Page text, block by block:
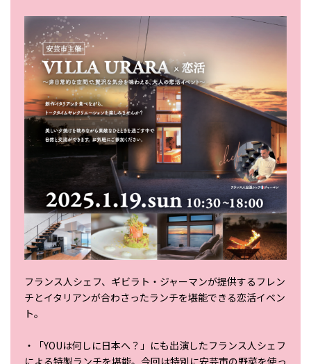
フランス人シェフ、ギビラト・ジャーマンが提供するフレン
チとイタリアンが合わさったランチを堪能できる恋活イベン
ト。
・「YOUは何しに日本へ？」にも出演したフランス人シェフ
による特製ランチを堪能。今回は特別に安芸市の野菜を使っ